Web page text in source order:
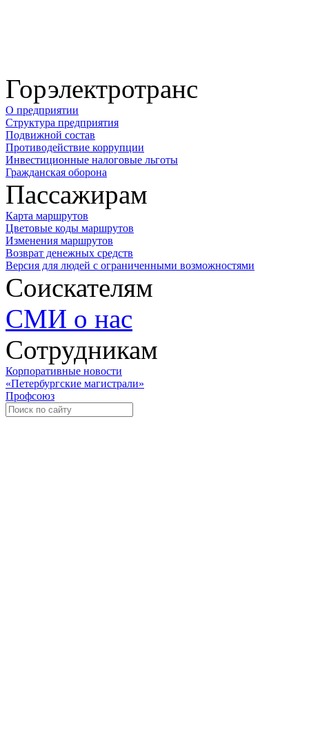
Горэлектротранс
О предприятии
Структура предприятия
Подвижной состав
Противодействие коррупции
Инвестиционные налоговые льготы
Гражданская оборона
Пассажирам
Карта маршрутов
Цветовые коды маршрутов
Изменения маршрутов
Возврат денежных средств
Версия для людей с ограниченными возможностями
Соискателям
СМИ о нас
Сотрудникам
Корпоративные новости
«Петербургские магистрали»
Профсоюз